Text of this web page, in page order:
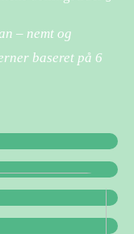
– nemt og
baseret på 6